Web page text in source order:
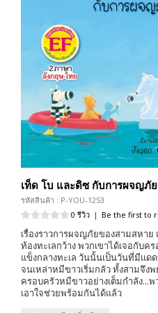
เท็ด โบ และดิซ กับการผจญภั
รหัสสินค้า : P-YOU-1253
0 รีวิว | Be the first to
เรื่องราวการผจญภัยของสามสหาย
ท้องทะเลกว้าง พวกเขาได้เจอกับ
แข็งกลางทะเล วันนั้นเป็นวันที่มีแด
จนเหล่าหมีขาวเริ่มกลัว ทั้งสามจึง
ครอบครัวหมีขาวอย่างเต็มกำลัง...พ
เอาใจช่วยพร้อมกันได้แล้ว